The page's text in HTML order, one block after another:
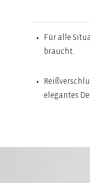
Für alle
braucht.
elegantes